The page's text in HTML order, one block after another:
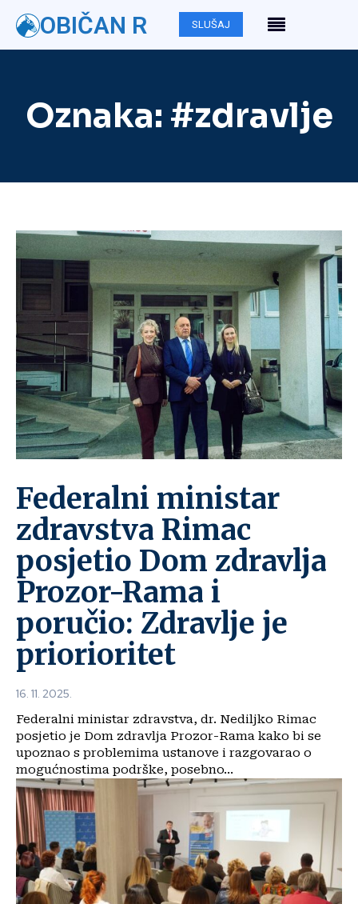
OBIČAN R SLUŠAJ
Oznaka: #zdravlje
Federalni ministar
zdravstva Rimac
posjetio Dom zdravlja
Prozor-Rama i
poručio: Zdravlje je
priorioritet
16. 11. 2025.
Federalni ministar zdravstva, dr. Nediljko Rimac
posjetio je Dom zdravlja Prozor-Rama kako bi se
upoznao s problemima ustanove i razgovarao o
mogućnostima podrške, posebno...